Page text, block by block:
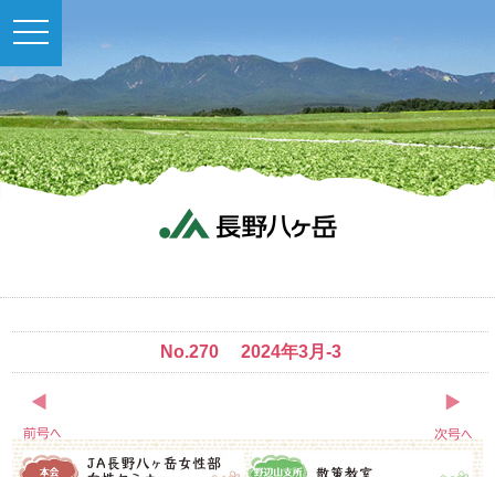
toggle
navigation
No.270 2024年3月-3